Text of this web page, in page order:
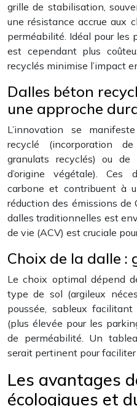
grille de stabilisation,
une résistance accrue aux
perméabilité. Idéal pour les
est cependant plus
recyclés minimise l’impact
Dalles béton
une approche
L’innovation se
recyclé (incorporation
granulats recyclés) ou de
d’origine végétale). Ces
carbone et contribuent à
réduction des émissions
dalles traditionnelles est
de vie (ACV) est cruciale
Choix de la dalle :
Le choix optimal dépend
type de sol (argileux
poussée, sableux
(plus élevée pour les
de perméabilité. Un
serait pertinent pour faciliter
Les avantages
écologiques et